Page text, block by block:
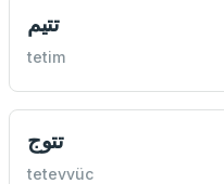
تتيم
tetim
تتوج
tetevvüc